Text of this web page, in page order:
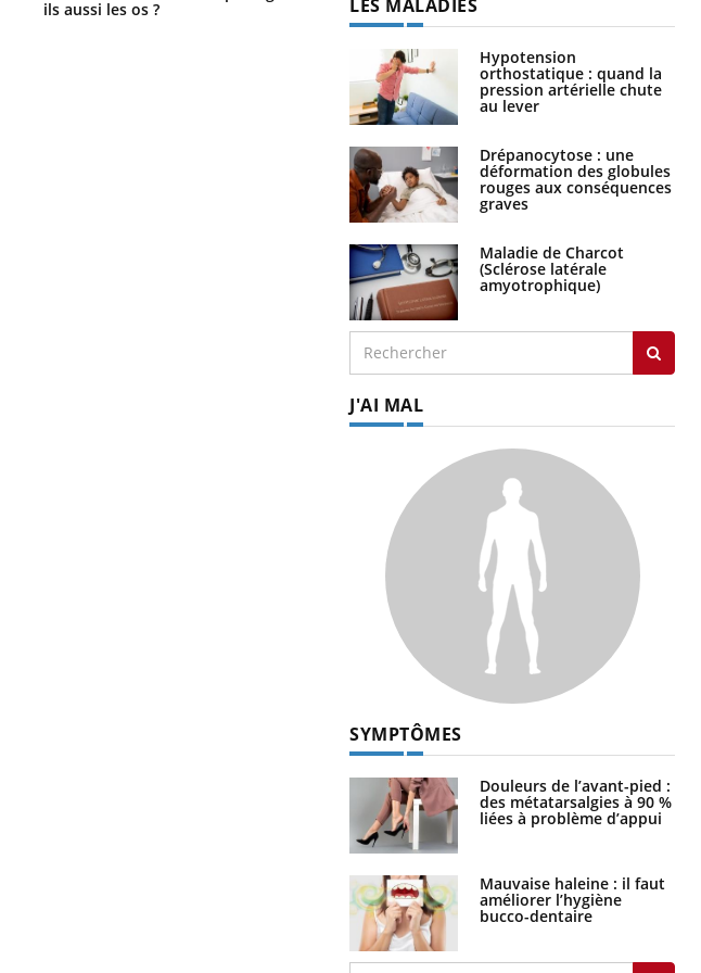
ils aussi les os ? dans la prise en charge des femmes
enceintes
LES MALADIES
Hypotension
orthostatique : quand la
pression artérielle chute
au lever
Drépanocytose : une
déformation des globules
rouges aux conséquences
graves
Maladie de Charcot
(Sclérose latérale
amyotrophique)
J'AI MAL
SYMPTÔMES
Douleurs de l’avant-pied :
des métatarsalgies à 90 %
liées à problème d’appui
Mauvaise haleine : il faut
améliorer l’hygiène
bucco-dentaire